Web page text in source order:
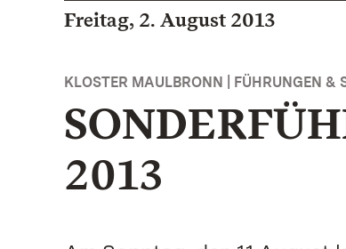
Freitag, 2. August 2013
KLOSTER MAULBRONN | FÜHRUNGEN &
2013